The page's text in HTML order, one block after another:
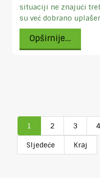
situaciji ne znajući
su već dobrano
Opširnije...
1 2 3 4
Sljedeće Kraj